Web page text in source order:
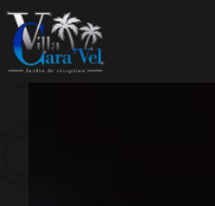
Panneau de gestion des